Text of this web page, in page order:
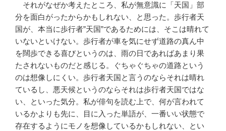
それがなぜか考えたところ、私が無意識に「天国」部
分を面白がったからかもしれない、と思った。歩行者天
国が、本当に歩行者”天国”であるためには、そこは晴れて
いないといけない。歩行者が車を気にせず道路の真ん中
を闊歩できる喜びというのは、雨の日であればあまり果
たされないものだと感じる。ぐちゃぐちゃの道路という
のは想像しにくい。歩行者天国と言うのならそれは晴れ
ているし、悪天候というのならそれは歩行者天国ではな
い、といった気分。私が俳句を読む上で、何が言われて
いるかよりも先に、目に入った単語が、一番いい状態で
存在するようにモノを想像しているかもしれない、とい